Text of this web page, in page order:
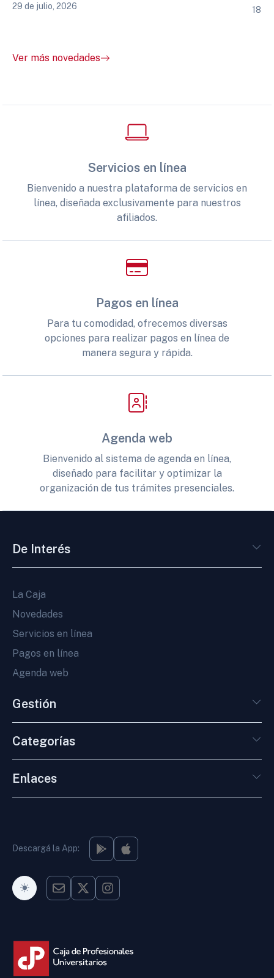
29 de julio, 2026 18
Ver más novedades
Servicios en línea
Bienvenido a nuestra plataforma de servicios en
línea, diseñada exclusivamente para nuestros
afiliados.
Pagos en línea
Para tu comodidad, ofrecemos diversas
opciones para realizar pagos en línea de
manera segura y rápida.
Agenda web
Bienvenido al sistema de agenda en línea,
diseñado para facilitar y optimizar la
organización de tus trámites presenciales.
De Interés
La Caja
Novedades
Servicios en línea
Pagos en línea
Agenda web
Gestión
Categorías
Enlaces
Descargá la App:
Modo Oscuro